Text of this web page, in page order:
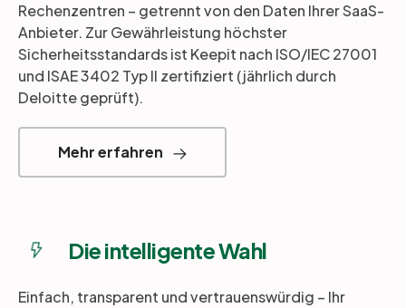
Rechenzentren – getrennt von den Daten Ihrer SaaS-
Anbieter. Zur Gewährleistung höchster
Sicherheitsstandards ist Keepit nach ISO/IEC 27001
und ISAE 3402 Typ II zertifiziert (jährlich durch
Deloitte geprüft).
Mehr erfahren
Die intelligente Wahl
Einfach, transparent und vertrauenswürdig – Ihr